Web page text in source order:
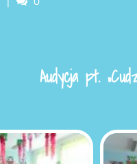
Audycja pt.